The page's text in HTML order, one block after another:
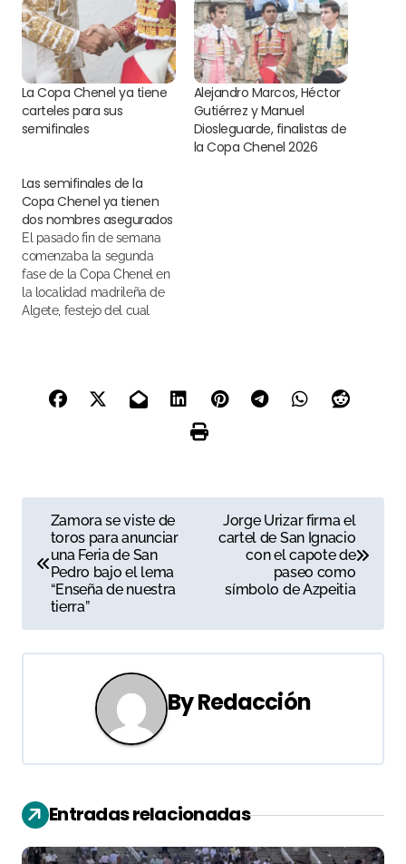
La Copa Chenel ya tiene
carteles para sus
semifinales
Alejandro Marcos, Héctor
Gutiérrez y Manuel
Diosleguarde, finalistas de
la Copa Chenel 2026
Las semifinales de la
Copa Chenel ya tienen
dos nombres asegurados
El pasado fin de semana
comenzaba la segunda
fase de la Copa Chenel en
la localidad madrileña de
Algete, festejo del cual
a
e
g
i
ó
n
Zamora se viste de
toros para anunciar
una Feria de San
Pedro bajo el lema
“Enseña de nuestra
tierra”
Jorge Urizar firma el
cartel de San Ignacio
con el capote de
paseo como
símbolo de Azpeitia
ByRedacción
Entradas relacionadas